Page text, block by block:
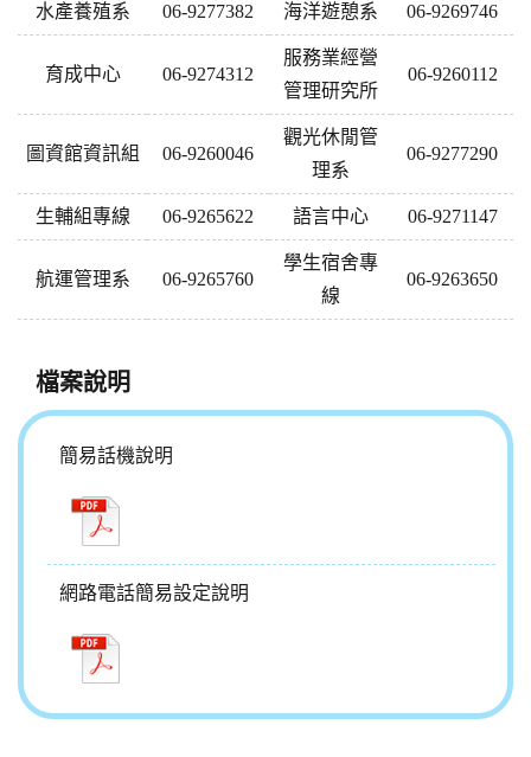
水產養殖系 06-9277382 海洋遊憩系 06-9269746
育成中心 06-9274312
服務業經營
管理研究所
06-9260112
圖資館資訊組 06-9260046
觀光休閒管
理系
06-9277290
生輔組專線 06-9265622 語言中心 06-9271147
航運管理系 06-9265760
學生宿舍專
線
06-9263650
檔案說明
簡易話機說明
網路電話簡易設定說明